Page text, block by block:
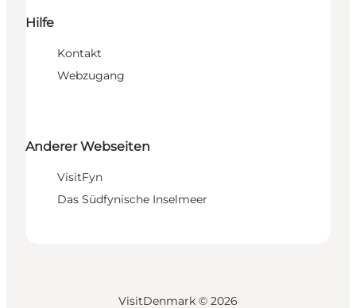
Hilfe
Kontakt
Webzugang
Anderer Webseiten
VisitFyn
Das Südfynische Inselmeer
VisitDenmark © 2026